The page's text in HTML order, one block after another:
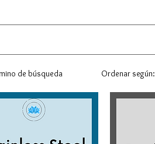
de búsqueda Ordenar según: